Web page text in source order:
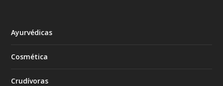
Ayurvédicas
Cosmética
Crudívoras